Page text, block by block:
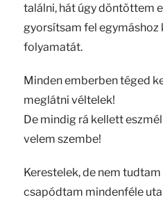
találni, hát úgy döntöttem
gyorsítsam fel egymáshoz
folyamatát.
Minden emberben téged
meglátni véltelek!
De mindig rá kellett
velem szembe!
Kerestelek, de nem
csapódtam mindenféle